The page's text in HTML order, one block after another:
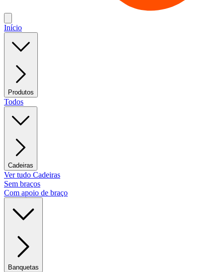
Início
Produtos
Todos
Cadeiras
Ver tudo Cadeiras
Sem braços
Com apoio de braço
Banquetas